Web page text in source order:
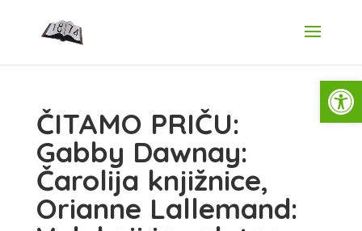
ČITAMO PRIČU:
Gabby Dawnay:
Čarolija knjižnice,
Orianne Lallemand: